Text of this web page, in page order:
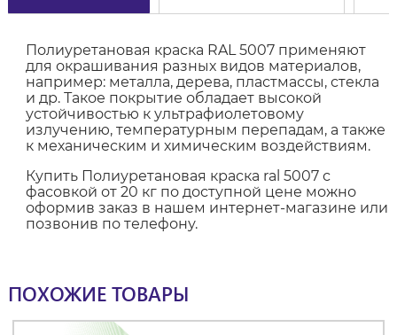
Полиуретановая краска RAL 5007 применяют
для окрашивания разных видов материалов,
например: металла, дерева, пластмассы, стекла
и др. Такое покрытие обладает высокой
устойчивостью к ультрафиолетовому
излучению, температурным перепадам, а также
к механическим и химическим воздействиям.
Купить Полиуретановая краска ral 5007 с
фасовкой от 20 кг по доступной цене можно
оформив заказ в нашем интернет-магазине или
позвонив по телефону.
ПОХОЖИЕ ТОВАРЫ